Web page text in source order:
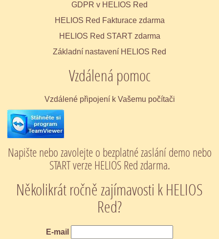
GDPR v HELIOS Red
HELIOS Red Fakturace zdarma
HELIOS Red START zdarma
Základní nastavení HELIOS Red
Vzdálená pomoc
Vzdálené připojení k Vašemu počítači
Napište nebo zavolejte o bezplatné zaslání demo nebo
START verze HELIOS Red zdarma.
Několikrát ročně zajímavosti k HELIOS
Red?
E-mail